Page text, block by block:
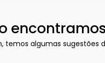
temos algumas sugestões